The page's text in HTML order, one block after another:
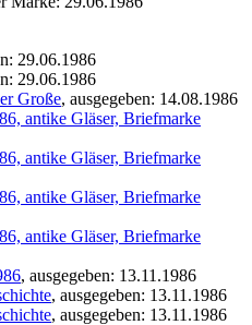
29.06.1986
29.06.1986
Große, ausgegeben: 14.08.1986
antike Gläser, Briefmarke
antike Gläser, Briefmarke
antike Gläser, Briefmarke
antike Gläser, Briefmarke
, ausgegeben: 13.11.1986
, ausgegeben: 13.11.1986
, ausgegeben: 13.11.1986